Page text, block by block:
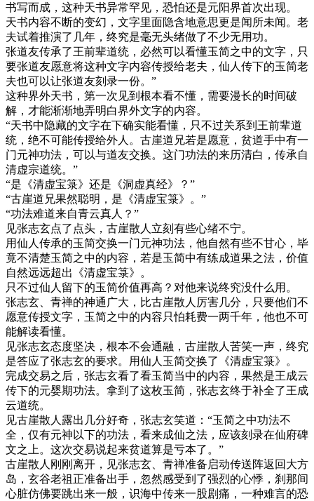
书写而成，这种天书异常罕见，恐怕还是元阳界首次出现。
天书内容不断的变幻，文字里面隐含地意思更是闻所未闻。老
夫试着推演了几年，终究是毫无头绪做了不少无用功。
张道友传承了王前辈道统，必然可以看懂玉简之中的文字，只
要张道友愿意将这种文字内容传授给老夫，仙人传下的玉简老
夫也可以让张道友刻录一份。”
这种界外天书，第一次见到根本看不懂，需要漫长的时间破
解，才能渐渐地弄明白界外文字的内容。
“天书中隐藏的文字在下确实能看懂，只不过关系到王前辈道
统，绝不可能传授给外人。古崖道兄若是愿意，贫道手中有一
门元神功法，可以与道友交换。这门功法的来历清白，传承自
清虚宗道统。”
“是《清虚宝箓》还是《洞虚真经》？”
“古崖道兄果然聪明，是《清虚宝箓》。”
“功法难道来自青云真人？”
见张志玄点了点头，古崖散人立刻有些心绪不宁。
用仙人传承的玉简交换一门元神功法，他自然有些不甘心，毕
竟不清楚玉简之中的内容，若是玉简中有练成道果之法，价值
自然远远超出《清虚宝箓》。
只不过仙人留下的玉简价值再高？对他来说终究没什么用。
张志玄、青禅的神通广大，比古崖散人厉害几分，只要他们不
愿意传授文字，玉简之中的内容只怕耗费一两千年，他也不可
能解读看懂。
见张志玄态度坚决，根本不会通融，古崖散人苦笑一声，终究
是答应了张志玄的要求。用仙人玉简交换了《清虚宝箓》。
完成交易之后，张志玄看了看玉简当中的内容，果然是王成云
传下的元婴期功法。拿到了这枚玉简，张志玄终于补全了王成
云道统。
见古崖散人露出几分好奇，张志玄笑道：“玉简之中功法不
全，仅有元神以下的功法，看来成仙之法，应该刻录在仙府碑
文之上。这次交易说起来贫道算是亏本了。”
古崖散人刚刚离开，见张志玄、青禅准备启动传送阵返回大方
岛，玄谷老祖正准备出手，忽然感受到了强烈的心悸，刹那间
心脏仿佛要跳出来一般，识海中传来一股剧痛，一种难言的恐